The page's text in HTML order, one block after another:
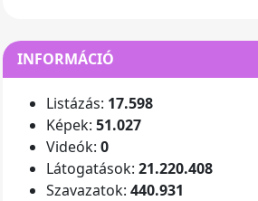
INFORMÁCIÓ
Listázás: 17.598
Képek: 51.027
Videók: 0
Látogatások: 21.220.408
Szavazatok: 440.931